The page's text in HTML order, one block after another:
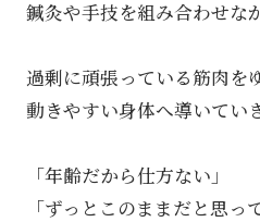
鍼灸や手技を組み合わせな
過剰に頑張っている筋肉を
動きやすい身体へ導いてい
「年齢だから仕方ない」
「ずっとこのままだと思っ